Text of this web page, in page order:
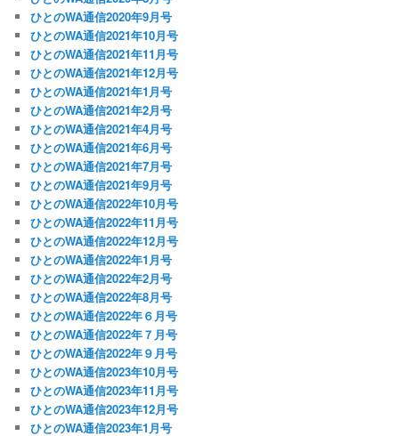
ひとのWA通信2020年9月号
ひとのWA通信2021年10月号
ひとのWA通信2021年11月号
ひとのWA通信2021年12月号
ひとのWA通信2021年1月号
ひとのWA通信2021年2月号
ひとのWA通信2021年4月号
ひとのWA通信2021年6月号
ひとのWA通信2021年7月号
ひとのWA通信2021年9月号
ひとのWA通信2022年10月号
ひとのWA通信2022年11月号
ひとのWA通信2022年12月号
ひとのWA通信2022年1月号
ひとのWA通信2022年2月号
ひとのWA通信2022年8月号
ひとのWA通信2022年６月号
ひとのWA通信2022年７月号
ひとのWA通信2022年９月号
ひとのWA通信2023年10月号
ひとのWA通信2023年11月号
ひとのWA通信2023年12月号
ひとのWA通信2023年1月号